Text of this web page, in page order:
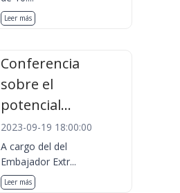
Leer más
Conferencia
sobre el
potencial...
2023-09-19 18:00:00
A cargo del del
Embajador Extr...
Leer más